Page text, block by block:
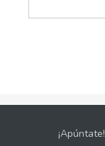
¡Apúntate!